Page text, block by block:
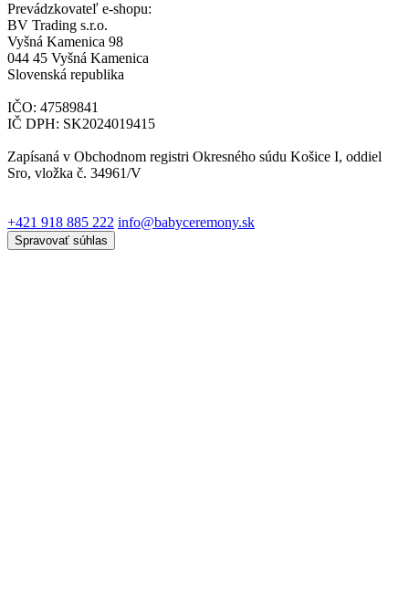
Prevádzkovateľ e-shopu:
BV Trading s.r.o.
Vyšná Kamenica 98
044 45 Vyšná Kamenica
Slovenská republika
IČO: 47589841
IČ DPH: SK2024019415
Zapísaná v Obchodnom registri Okresného súdu Košice I, oddiel
Sro, vložka č. 34961/V
+421 918 885 222 info@babyceremony.sk
Spravovať súhlas